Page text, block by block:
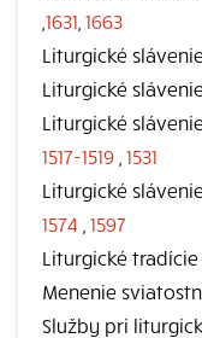
1631 1663
Liturgické
Liturgické
Liturgické
1517-1519 1531
Liturgické
1574 1597
Liturgické
Menenie
Služby pri